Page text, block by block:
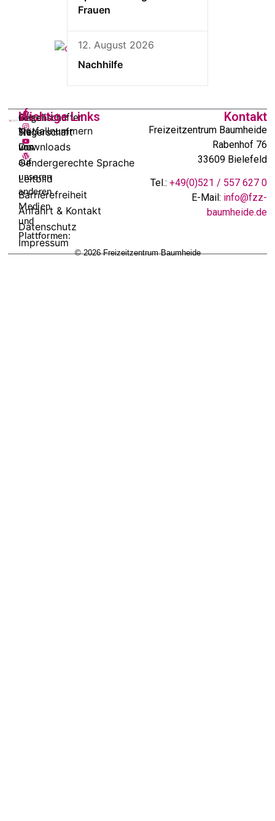
Frauen
12. August 2026
Nachhilfe
Folgen
Sie
uns
auf
unseren
anderen
Medien
und
Plattformen:
In
Trägerschaft
von:
Gesellschafter:
Wichtige Links
Notfallnummern
Downloads
Gendergerechte Sprache
Leitbild
Barrierefreiheit
Anfahrt & Kontakt
Datenschutz
Impressum
Kontakt
Freizeitzentrum Baumheide
Rabenhof 76
33609 Bielefeld
Tel.: +49(0)521 / 557 627 0
E-Mail: info@fzz-
baumheide.de
© 2026 Freizeitzentrum Baumheide